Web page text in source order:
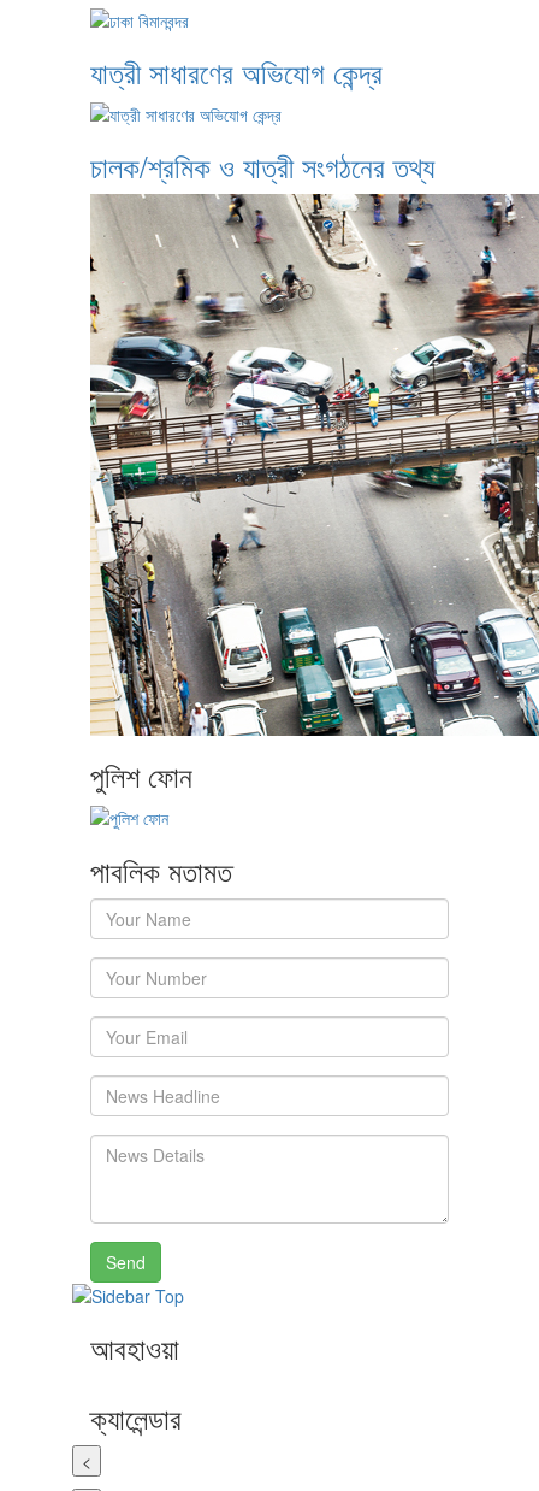
যাত্রী সাধারণের অভিযোগ কেন্দ্র
চালক/শ্রমিক ও যাত্রী সংগঠনের তথ্য
পুলিশ ফোন
পাবলিক মতামত
Send
আবহাওয়া
ক্যালেন্ডার
<